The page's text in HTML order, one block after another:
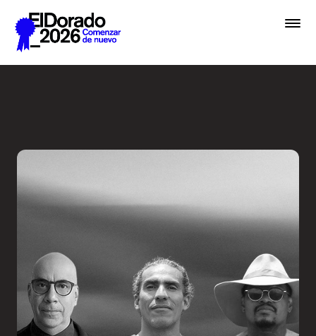
Saltar al contenido principal
Inscribir
Boletería